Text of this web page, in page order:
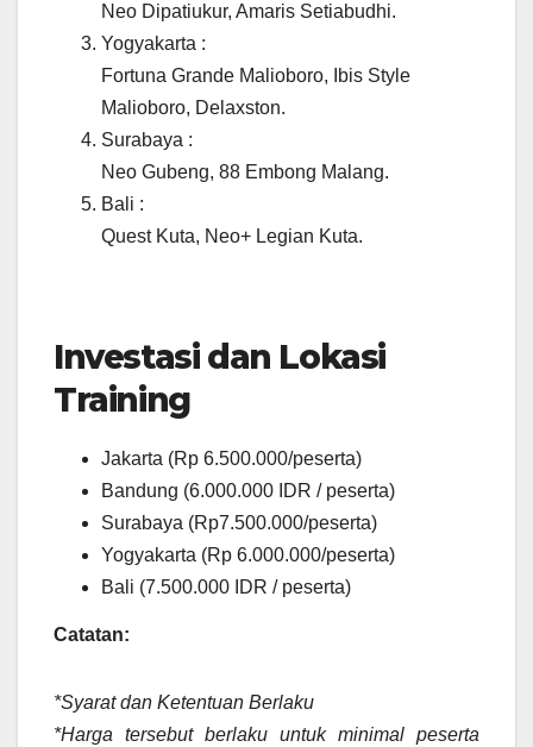
Neo Dipatiukur, Amaris Setiabudhi.
Yogyakarta :
Fortuna Grande Malioboro, Ibis Style
Malioboro, Delaxston.
Surabaya :
Neo Gubeng, 88 Embong Malang.
Bali :
Quest Kuta, Neo+ Legian Kuta.
Investasi dan Lokasi
Training
Jakarta (Rp 6.500.000/peserta)
Bandung (6.000.000 IDR / peserta)
Surabaya (Rp7.500.000/peserta)
Yogyakarta (Rp 6.000.000/peserta)
Bali (7.500.000 IDR / peserta)
Catatan:
*Syarat dan Ketentuan Berlaku
*Harga tersebut berlaku untuk minimal peserta